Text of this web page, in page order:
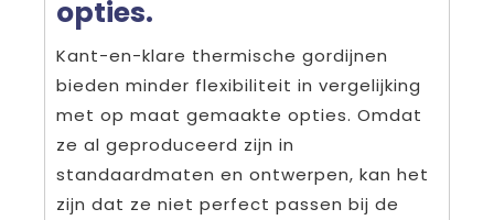
opties.
Kant-en-klare thermische gordijnen
bieden minder flexibiliteit in vergelijking
met op maat gemaakte opties. Omdat
ze al geproduceerd zijn in
standaardmaten en ontwerpen, kan het
zijn dat ze niet perfect passen bij de